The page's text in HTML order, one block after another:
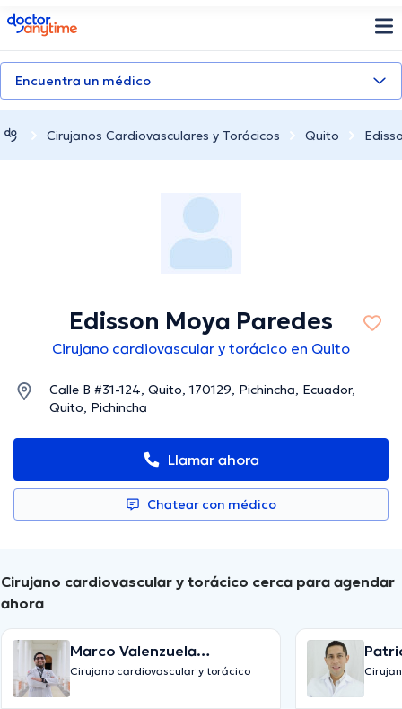
doctoranytime
Encuentra un médico
Cirujanos Cardiovasculares y Torácicos Quito
Edisson Moya Paredes
Cirujano cardiovascular y torácico en Quito
Calle B #31-124, Quito, 170129, Pichincha, Ecuador,
Quito, Pichincha
Llamar ahora
Chatear con médico
Cirujano cardiovascular y torácico cerca para agendar
ahora
Marco Valenzuela
Cifuentes
Cirujano cardiovascular y torácico